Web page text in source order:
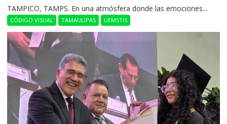
​TAMPICO, TAMPS. En una atmósfera donde las emociones...
CÓDIGO VISUAL TAMAULIPAS UEMSTIS